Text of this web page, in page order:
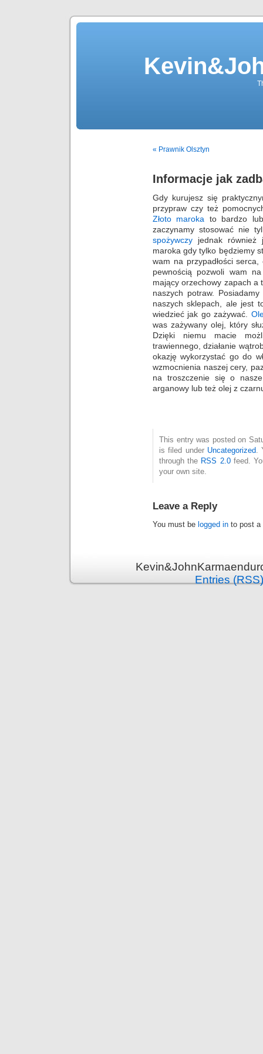
« Prawnik Olsztyn
Informacje jak
Gdy kurujesz się
przypraw czy też
Złoto maroka to bardzo
zaczynamy stosować nie
spożywczy jednak również
maroka gdy tylko będziemy
wam na przypadłości
pewnością pozwoli wam
mający orzechowy zapach a
naszych potraw.
naszych sklepach, ale jest
wiedzieć jak go zażywać.
was zażywany olej, który
Dzięki niemu macie
trawiennego, działanie
okazję wykorzystać go do
wzmocnienia naszej cery,
na troszczenie się o
arganowy lub też olej z
This entry was posted on
is filed under Uncategorized.
through the RSS 2.0feed.
your own site.
Leave a Reply
You must be logged in to post a
Entries (RSS)